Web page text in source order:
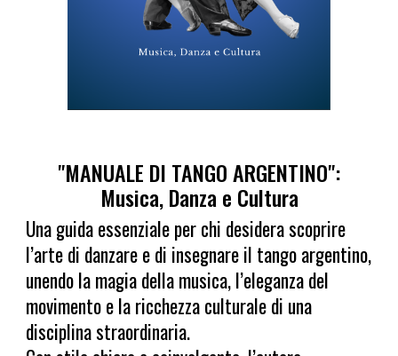
"MANUALE DI TANGO ARGENTINO":
Musica, Danza e Cultura
Una guida essenziale per chi desidera scoprire
l’arte di danzare e di insegnare il tango argentino,
unendo la magia della musica, l’eleganza del
movimento e la ricchezza culturale di una
disciplina straordinaria.